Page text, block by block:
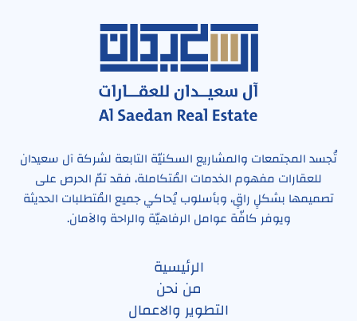
تُجسد المجتمعات والمشاريع السكنيّة التابعة لشركة آل سعيدان
للعقارات مفهوم الخدمات المُتكاملة، فقد تمّ الحرص على
تصميمها بشكلٍ راقٍ، وبأسلوب يُحاكي جميع المُتطلبات الحديثة
ويوفر كافّة عوامل الرفاهيّة والراحة والآمان.
الرئيسية
من نحن
التطوير والاعمال